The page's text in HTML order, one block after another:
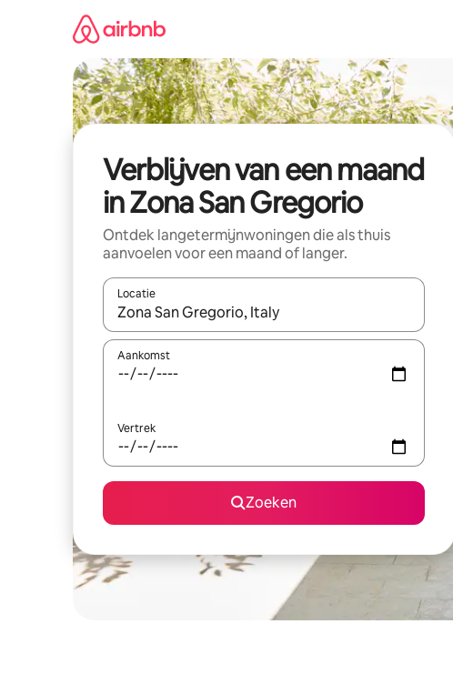
Verblijven van een maand
in Zona San Gregorio
Ontdek langetermijnwoningen die als thuis
aanvoelen voor een maand of langer.
Locatie
Wanneer er resultaten beschikbaar zijn, maak je een
Aankomst
Vertrek
Zoeken